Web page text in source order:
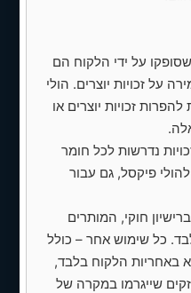
תיאור קצר לכל מסלול ו‑CTA לקביעת שיחת
תכנון
— עמוד
ניצול
כולל
על ידי הלקוח הם
על זכויות יוצרים. הולי
זכויות יוצרים או
נדרשות לכל חומר
פיקסל, גם עבור
חוקי, המותרים
כל שימוש אחר – כולל
באחריות הלקוח בלבד,
שייגרמו במקרה של